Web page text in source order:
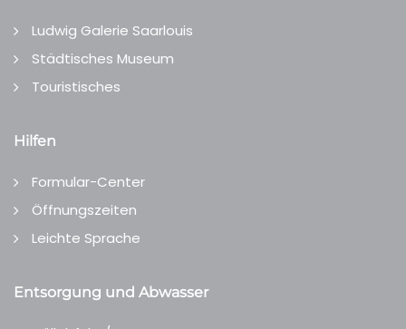
Ludwig Galerie Saarlouis
Städtisches Museum
Touristisches
Hilfen
Formular-Center
Öffnungszeiten
Leichte Sprache
Entsorgung und Abwasser